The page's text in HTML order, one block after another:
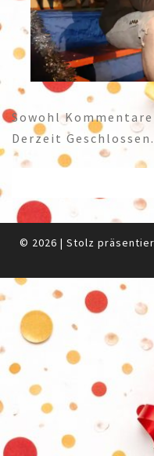
Sowohl
Derzeit Geschlossen.
© 2026 | Stolz